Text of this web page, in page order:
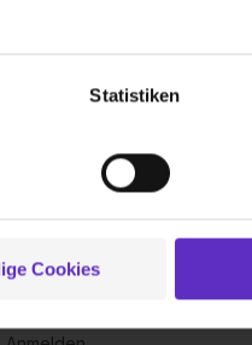
(„Notwendig“), um
die Zugriffe auf unsere
Website an unsere
Daten zusammen, die du
Media und Marketing“
Statistiken
Cookies
Für dich